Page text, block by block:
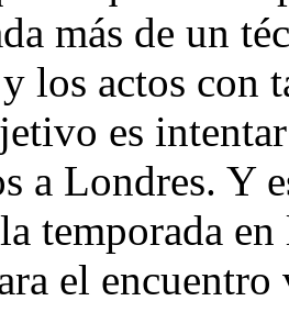
más de un
los actos con
es
a Londres. Y
temporada
el